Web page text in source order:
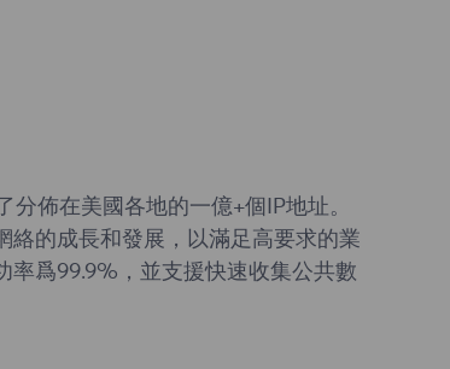
佈在美國各地的一億+個IP地址。
絡的成長和發展，以滿足高要求的業
率爲99.9%，並支援快速收集公共數